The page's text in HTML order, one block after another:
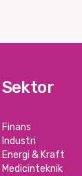
Sektor
Finans
Industri
Energi & Kraft
Medicinteknik